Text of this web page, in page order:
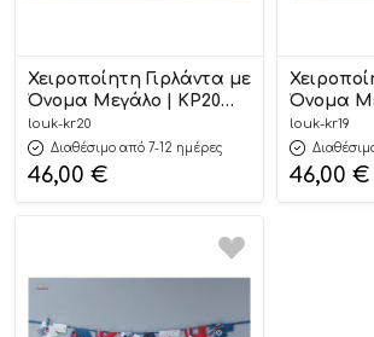
Χειροποίητη Γιρλάντα με
Όνομα Μεγάλο | ΚΡ20
Loukia
louk-kr20
Διαθέσιμο από 7-12 ημέρες
46,00 €
Όνομα
Loukia
louk-kr19
46,00 €